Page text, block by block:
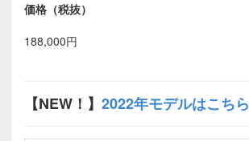
価格（税抜）
188,000円
【NEW！】 2022年モデルはこちら